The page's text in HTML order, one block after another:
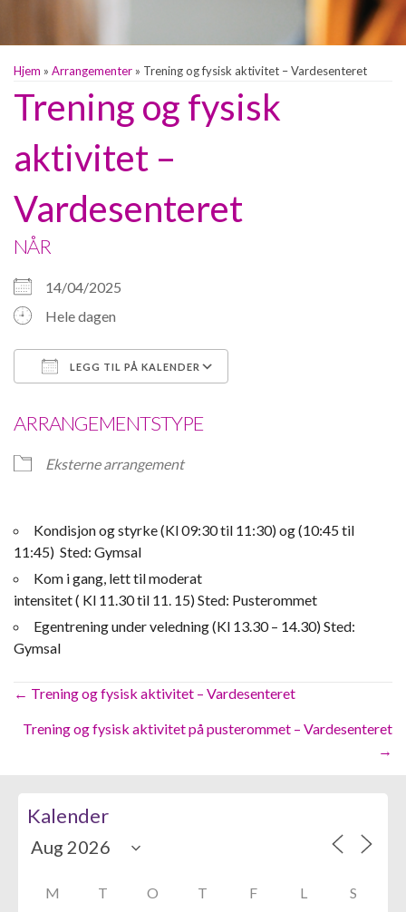
Hjem » Arrangementer » Trening og fysisk aktivitet – Vardesenteret
Trening og fysisk
aktivitet –
Vardesenteret
NÅR
14/04/2025
Hele dagen
LEGG TIL PÅ KALENDER
ARRANGEMENTSTYPE
Eksterne arrangement
Kondisjon og styrke (Kl 09:30 til 11:30) og (10:45 til
11:45) Sted: Gymsal
Kom i gang, lett til moderat
intensitet ( Kl 11.30 til 11. 15) Sted: Pusterommet
Egentrening under veledning (Kl 13.30 – 14.30) Sted:
Gymsal
Posts
navigation
← Trening og fysisk aktivitet – Vardesenteret
Trening og fysisk aktivitet på pusterommet – Vardesenteret
→
Kalender
M T O T F L S